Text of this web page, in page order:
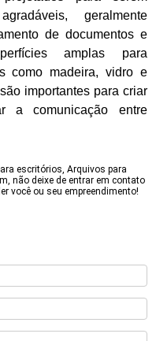
geralmente
de documentos e
amplas para
como madeira, vidro e
importantes para criar
a comunicação entre
escritórios, Arquivos para
não deixe de entrar em contato
você ou seu empreendimento!